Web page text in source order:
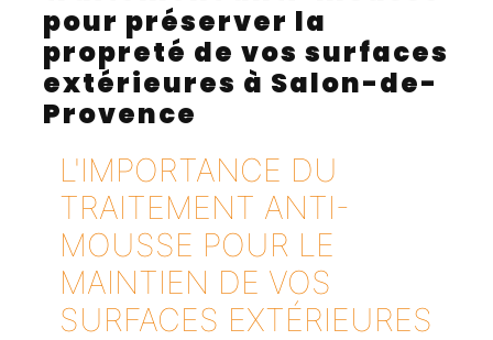
pour préserver la
propreté de vos surfaces
extérieures à Salon-de-
Provence
L'IMPORTANCE DU
TRAITEMENT ANTI-
MOUSSE POUR LE
MAINTIEN DE VOS
SURFACES EXTÉRIEURES